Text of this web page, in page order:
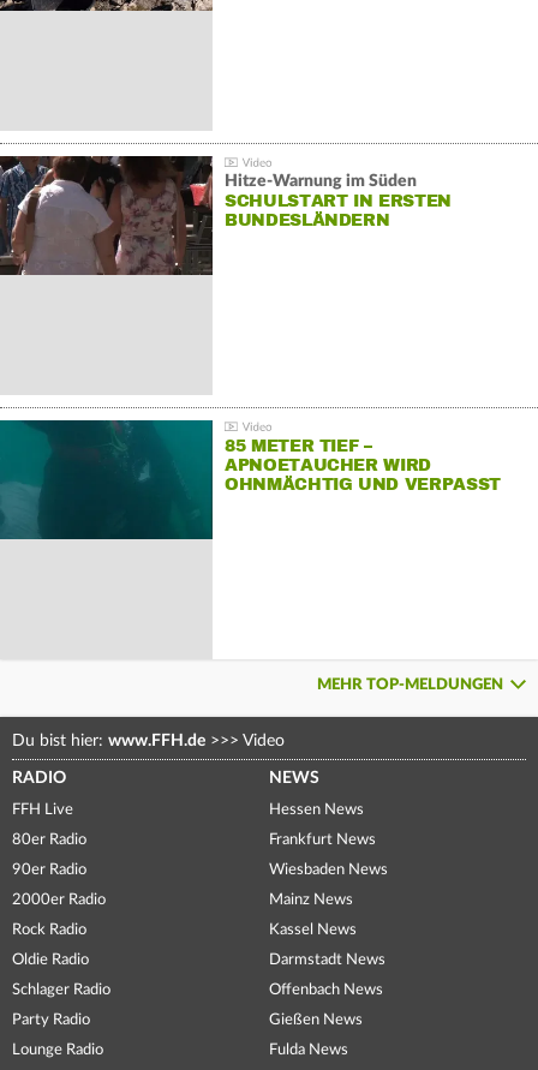
Hitze-Warnung im Süden
SCHULSTART IN ERSTEN
BUNDESLÄNDERN
85 METER TIEF –
APNOETAUCHER WIRD
OHNMÄCHTIG UND VERPASST
MEHR TOP-MELDUNGEN
Du bist hier: www.FFH.de >>> Video
RADIO
FFH Live
80er Radio
90er Radio
2000er Radio
Rock Radio
Oldie Radio
Schlager Radio
Party Radio
Lounge Radio
NEWS
Hessen News
Frankfurt News
Wiesbaden News
Mainz News
Kassel News
Darmstadt News
Offenbach News
Gießen News
Fulda News